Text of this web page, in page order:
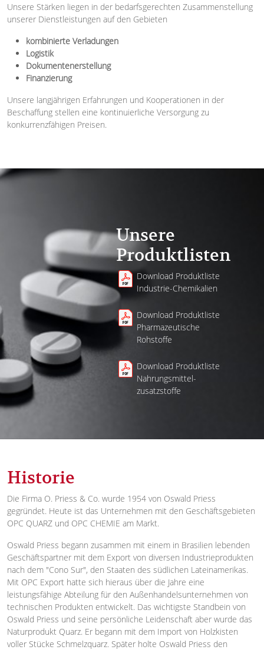
Unsere Stärken liegen in der bedarfsgerechten Zusammenstellung
unserer Dienstleistungen auf den Gebieten
kombinierte Verladungen
Logistik
Dokumentenerstellung
Finanzierung
Unsere langjährigen Erfahrungen und Kooperationen in der
Beschaffung stellen eine kontinuierliche Versorgung zu
konkurrenzfähigen Preisen.
Unsere
Produktlisten
Download Produktliste
Industrie-Chemikalien
Download Produktliste
Pharmazeutische
Rohstoffe
Download Produktliste
Nahrungsmittel­
zusatzstoffe
Historie
Die Firma O. Priess & Co. wurde 1954 von Oswald Priess
gegründet. Heute ist das Unternehmen mit den Geschäftsgebieten
OPC QUARZ und OPC CHEMIE am Markt.
Oswald Priess begann zusammen mit einem in Brasilien lebenden
Geschäftspartner mit dem Export von diversen Industrieprodukten
nach dem "Cono Sur", den Staaten des südlichen Lateinamerikas.
Mit OPC Export hatte sich hieraus über die Jahre eine
leistungsfähige Abteilung für den Außenhandelsunternehmen von
technischen Produkten entwickelt. Das wichtigste Standbein von
Oswald Priess und seine persönliche Leidenschaft aber wurde das
Naturprodukt Quarz. Er begann mit dem Import von Holzkisten
voller Stücke Schmelzquarz. Später holte Oswald Priess den